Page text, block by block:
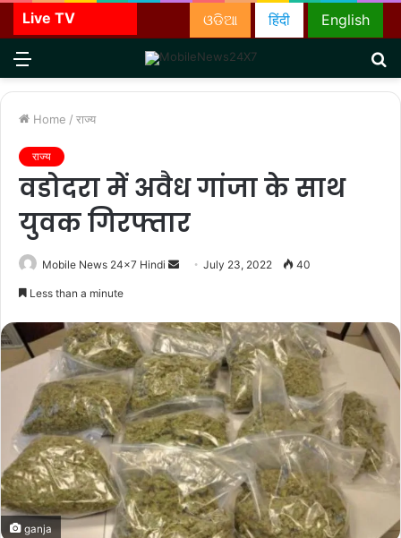
Live TV English
हिंदी
ଓଡିଆ
Menu
Home / राज्य
राज्य
वडोदरा में अवैध गांजा के साथ
युवक गिरफ्तार
Mobile News 24x7 Hindi
SendJuly 23, 2022 40
Less than a minute
ganja